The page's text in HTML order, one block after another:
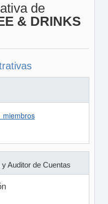
de
& DRINKS
miembros
Auditor de Cuentas